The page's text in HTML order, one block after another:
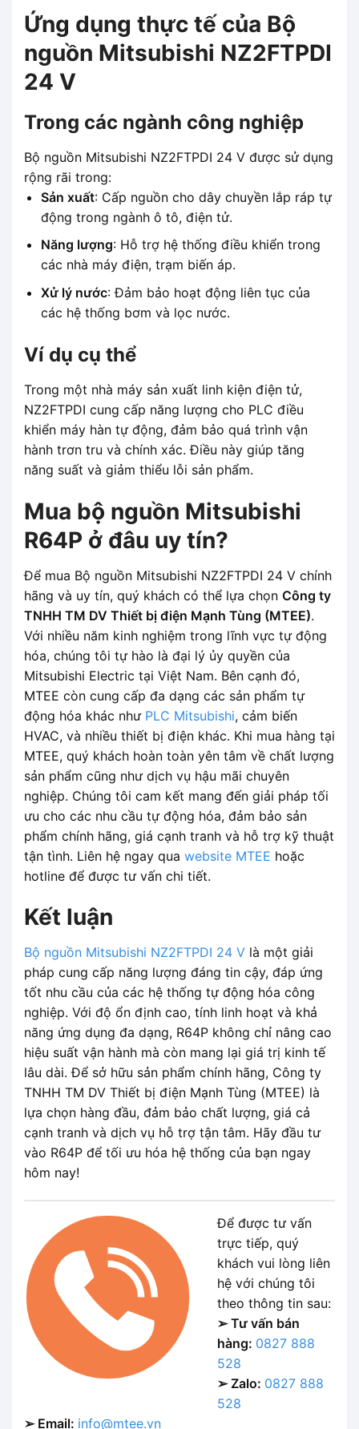
Ứng dụng thực tế của Bộ
nguồn Mitsubishi NZ2FTPDI
24 V
Trong các ngành công nghiệp
Bộ nguồn Mitsubishi NZ2FTPDI 24 V được sử dụng
rộng rãi trong:
Sản xuất: Cấp nguồn cho dây chuyền lắp ráp tự
động trong ngành ô tô, điện tử.
Năng lượng: Hỗ trợ hệ thống điều khiển trong
các nhà máy điện, trạm biến áp.
Xử lý nước: Đảm bảo hoạt động liên tục của
các hệ thống bơm và lọc nước.
Ví dụ cụ thể
Trong một nhà máy sản xuất linh kiện điện tử,
NZ2FTPDI cung cấp năng lượng cho PLC điều
khiển máy hàn tự động, đảm bảo quá trình vận
hành trơn tru và chính xác. Điều này giúp tăng
năng suất và giảm thiểu lỗi sản phẩm.
Mua bộ nguồn Mitsubishi
R64P ở đâu uy tín?
Để mua Bộ nguồn Mitsubishi NZ2FTPDI 24 V chính
hãng và uy tín, quý khách có thể lựa chọn Công ty
TNHH TM DV Thiết bị điện Mạnh Tùng (MTEE).
Với nhiều năm kinh nghiệm trong lĩnh vực tự động
hóa, chúng tôi tự hào là đại lý ủy quyền của
Mitsubishi Electric tại Việt Nam. Bên cạnh đó,
MTEE còn cung cấp đa dạng các sản phẩm tự
động hóa khác như PLC Mitsubishi, cảm biến
HVAC, và nhiều thiết bị điện khác. Khi mua hàng tại
MTEE, quý khách hoàn toàn yên tâm về chất lượng
sản phẩm cũng như dịch vụ hậu mãi chuyên
nghiệp. Chúng tôi cam kết mang đến giải pháp tối
ưu cho các nhu cầu tự động hóa, đảm bảo sản
phẩm chính hãng, giá cạnh tranh và hỗ trợ kỹ thuật
tận tình. Liên hệ ngay qua website MTEE hoặc
hotline để được tư vấn chi tiết.
Kết luận
Bộ nguồn Mitsubishi NZ2FTPDI 24 V là một giải
pháp cung cấp năng lượng đáng tin cậy, đáp ứng
tốt nhu cầu của các hệ thống tự động hóa công
nghiệp. Với độ ổn định cao, tính linh hoạt và khả
năng ứng dụng đa dạng, R64P không chỉ nâng cao
hiệu suất vận hành mà còn mang lại giá trị kinh tế
lâu dài. Để sở hữu sản phẩm chính hãng, Công ty
TNHH TM DV Thiết bị điện Mạnh Tùng (MTEE) là
lựa chọn hàng đầu, đảm bảo chất lượng, giá cả
cạnh tranh và dịch vụ hỗ trợ tận tâm. Hãy đầu tư
vào R64P để tối ưu hóa hệ thống của bạn ngay
hôm nay!
Để được tư vấn
trực tiếp, quý
khách vui lòng liên
hệ với chúng tôi
theo thông tin sau:
➢ Tư vấn bán
hàng: 0827 888
528
➢ Zalo: 0827 888
528
➢ Email: info@mtee.vn